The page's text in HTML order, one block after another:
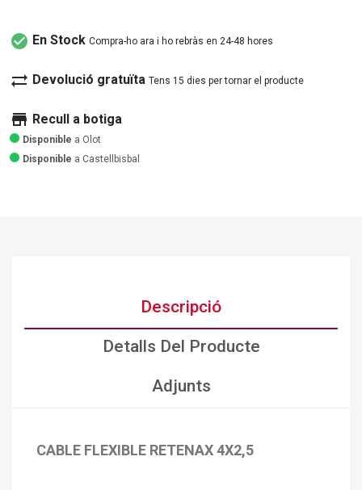
check_circle En Stock Compra-ho ara i ho rebràs en 24-48 hores
sync_alt Devolució gratuïta Tens 15 dies per tornar el producte
store Recull a botiga
Disponible a Olot
Disponible a Castellbisbal
Descripció
Detalls Del Producte
Adjunts
CABLE FLEXIBLE RETENAX 4X2,5